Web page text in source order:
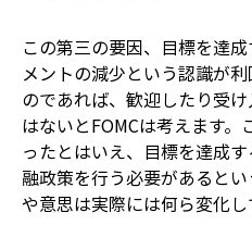
この第三の要因、目標を達
メントの減少という認識が
のであれば、歓迎したり受
はないとFOMCは考えます
ったとはいえ、目標を達成
融政策を行う必要があると
や意思は実際には何ら変化し